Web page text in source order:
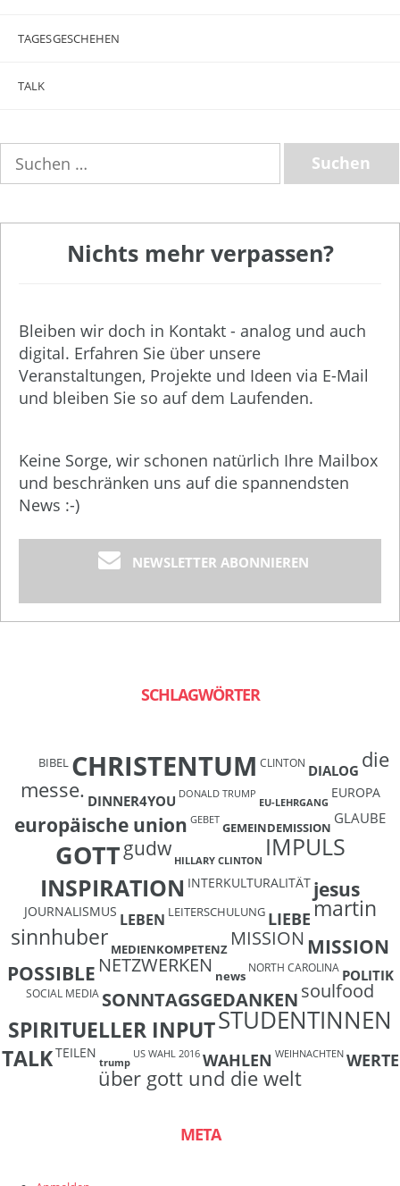
TAGESGESCHEHEN
TALK
nach:
Nichts mehr verpassen?
Bleiben wir doch in Kontakt - analog und auch
digital. Erfahren Sie über unsere
Veranstaltungen, Projekte und Ideen via E-Mail
und bleiben Sie so auf dem Laufenden.
Keine Sorge, wir schonen natürlich Ihre Mailbox
und beschränken uns auf die spannendsten
News :-)
NEWSLETTER ABONNIEREN
SCHLAGWÖRTER
BIBEL CHRISTENTUM CLINTON DIALOG die
messe. DINNER4YOU DONALD TRUMP
EU-LEHRGANG
EUROPA
europäische union GEBET GEMEINDEMISSION
GLAUBE
GOTTgudw HILLARY CLINTON IMPULS
INSPIRATION INTERKULTURALITÄT jesus
JOURNALISMUS LEBEN LEITERSCHULUNG LIEBEmartin
sinnhuber MEDIENKOMPETENZ MISSION MISSION
POSSIBLE NETZWERKEN news
NORTH CAROLINA POLITIK
SOCIAL MEDIA SONNTAGSGEDANKENsoulfood
SPIRITUELLER INPUTSTUDENTINNEN
TALKTEILEN
trump
US WAHL 2016 WAHLEN WEIHNACHTEN WERTE
über gott und die welt
META